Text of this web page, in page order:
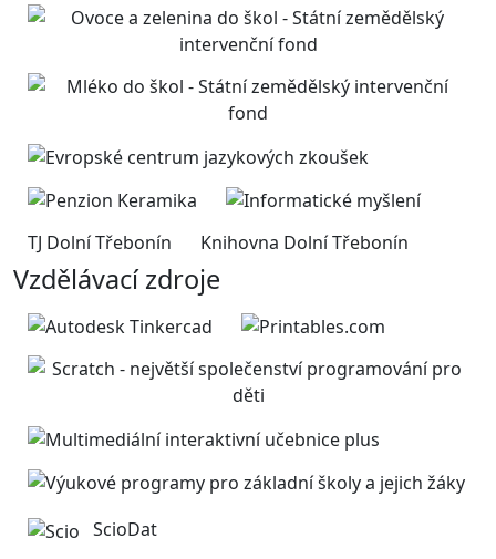
TJ Dolní Třebonín Knihovna Dolní Třebonín
Vzdělávací zdroje
ScioDat